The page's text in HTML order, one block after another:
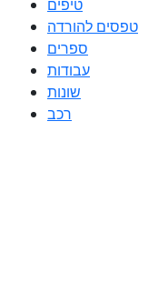
טיפים
טפסים להורדה
ספרים
עבודות
שונות
רכב